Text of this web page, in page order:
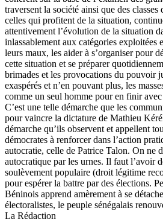
traversent la société ainsi que des
celles qui profitent de la situation,
attentivement l’évolution de la situation
inlassablement aux catégories exploitées
leurs maux, les aider à s’organiser pour
cette situation et se préparer
brimades et les provocations du pouvoir
exaspérés et n’en pouvant plus, les
comme un seul homme pour en finir
C’est une telle démarche que les
pour vaincre la dictature de Mathieu
démarche qu’ils observent et appellent
démocrates à renforcer dans l’action
autocratie, celle de Patrice Talon. On ne
autocratique par les urnes. Il faut l’avoir
soulèvement populaire (droit légitime
pour espérer la battre par des élections.
Béninois apprend amèrement à se
électoralistes, le peuple sénégalais
La Rédaction